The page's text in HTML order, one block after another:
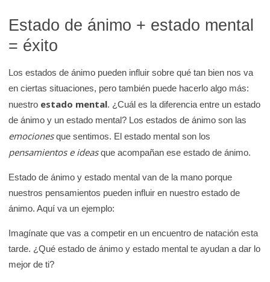
a
d
K
i
d
s
H
e
a
t
Estado de ánimo + estado mental
= éxito
Los estados de ánimo pueden influir sobre qué tan bien nos va
en ciertas situaciones, pero también puede hacerlo algo más:
nuestro estado mental. ¿Cuál es la diferencia entre un estado
de ánimo y un estado mental? Los estados de ánimo son las
emocionesque sentimos. El estado mental son los
pensamientos e ideasque acompañan ese estado de ánimo.
Estado de ánimo y estado mental van de la mano porque
nuestros pensamientos pueden influir en nuestro estado de
ánimo. Aquí va un ejemplo:
Imagínate que vas a competir en un encuentro de natación esta
tarde. ¿Qué estado de ánimo y estado mental te ayudan a dar lo
mejor de ti?